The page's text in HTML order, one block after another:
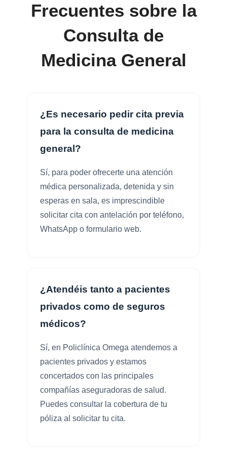
Frecuentes sobre la
Consulta de
Medicina General
¿Es necesario pedir cita previa
para la consulta de medicina
general?
Sí, para poder ofrecerte una atención
médica personalizada, detenida y sin
esperas en sala, es imprescindible
solicitar cita con antelación por teléfono,
WhatsApp o formulario web.
¿Atendéis tanto a pacientes
privados como de seguros
médicos?
Sí, en Policlínica Omega atendemos a
pacientes privados y estamos
concertados con las principales
compañías aseguradoras de salud.
Puedes consultar la cobertura de tu
póliza al solicitar tu cita.